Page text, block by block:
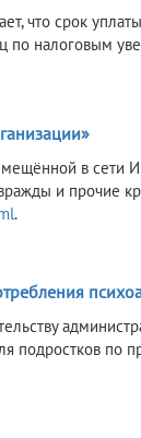
что срок
по налоговым
в
и прочие
.
подростков по